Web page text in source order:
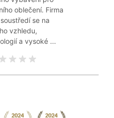
oblečení. Firma
se na
vzhledu,
a vysoké ...